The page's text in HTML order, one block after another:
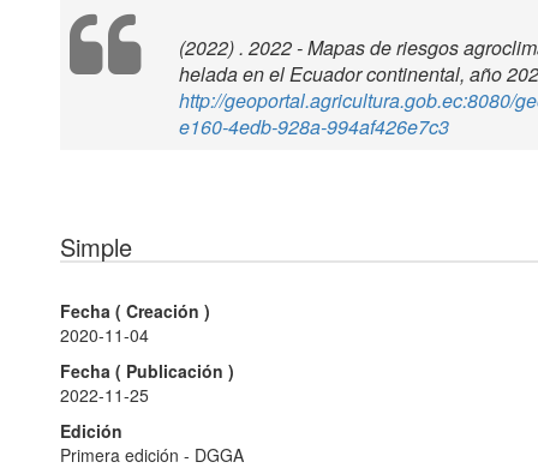
(2022) . 2022 - Mapas de riesgos
helada en el Ecuador continental, año
http://geoportal.agricultura.gob.ec:8080/
e160-4edb-928a-994af426e7c3
Simple
Fecha ( Creación )
2020-11-04
Fecha ( Publicación )
2022-11-25
Edición
Primera edición - DGGA